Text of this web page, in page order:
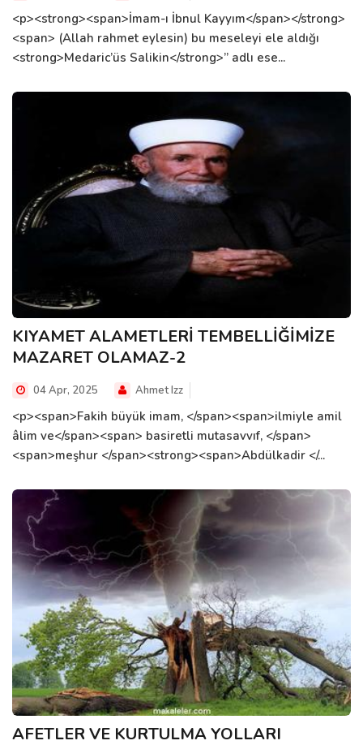
<p><strong><span>İmam-ı İbnul Kayyım</span></strong>
<span> (Allah rahmet eylesin) bu meseleyi ele aldığı
<strong>Medaric’üs Salikin</strong>” adlı ese...
KIYAMET ALAMETLERİ TEMBELLİĞİMİZE
MAZARET OLAMAZ-2
04 Apr, 2025 Ahmet Izz
<p><span>Fakih büyük imam, </span><span>ilmiyle amil
âlim ve</span><span> basiretli mutasavvıf, </span>
<span>meşhur </span><strong><span>Abdülkadir </...
AFETLER VE KURTULMA YOLLARI